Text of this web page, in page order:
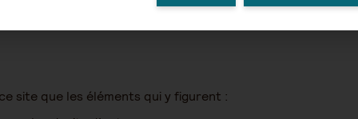
site que les éléments qui y figurent :